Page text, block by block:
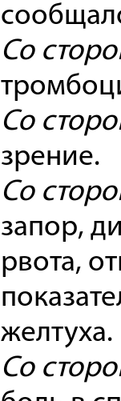
Со
Со
зрение.
Со
запор,
рвота,
желтуха.
Со